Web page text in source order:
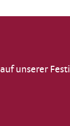
unserer